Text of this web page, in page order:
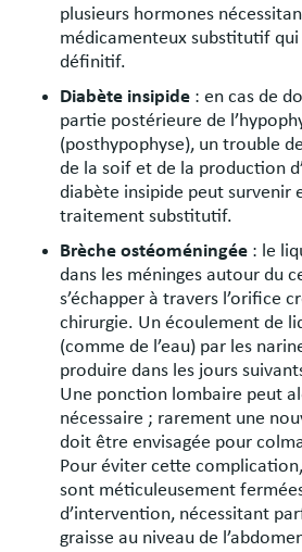
plusieurs hormones
médicamenteux substitutif
définitif.
Diabète insipide : en cas de
partie postérieure de
(posthypophyse), un trouble
de la soif et de la production
diabète insipide peut survenir
traitement substitutif.
Brèche ostéoméningée : le
dans les méninges autour du
s’échapper à travers l’orifice
chirurgie. Un écoulement de
(comme de l’eau) par les
produire dans les jours
Une ponction lombaire peut
nécessaire ; rarement une
doit être envisagée pour
Pour éviter cette
sont méticuleusement
d’intervention, nécessitant
graisse au niveau de